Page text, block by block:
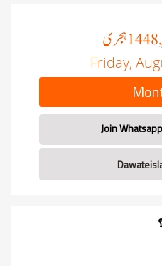
, 1448 ہجری
Friday,